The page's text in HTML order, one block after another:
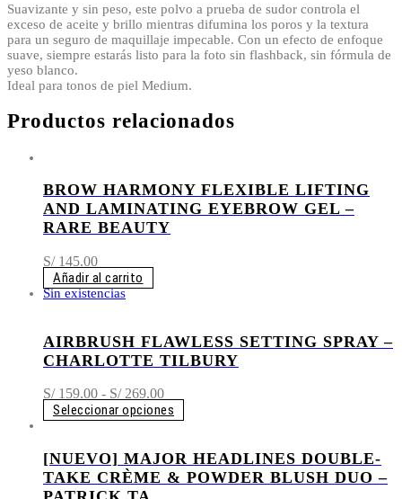
Suavizante y sin peso, este polvo a prueba de sudor controla el
exceso de aceite y brillo mientras difumina los poros y la textura
para un seguro de maquillaje impecable. Con un efecto de enfoque
suave, siempre estarás listo para la foto sin flashback, sin fórmula de
yeso blanco.
Ideal para tonos de piel Medium.
Productos relacionados
BROW HARMONY FLEXIBLE LIFTING
AND LAMINATING EYEBROW GEL –
RARE BEAUTY
S/145.00
Añadir al carrito
Sin existencias
AIRBRUSH FLAWLESS SETTING SPRAY –
CHARLOTTE TILBURY
S/159.00 - S/269.00Rango
de
precios:
S/ 159.00
hasta
S/ 269.00
Seleccionar opciones
[NUEVO] MAJOR HEADLINES DOUBLE-
TAKE CRÈME & POWDER BLUSH DUO –